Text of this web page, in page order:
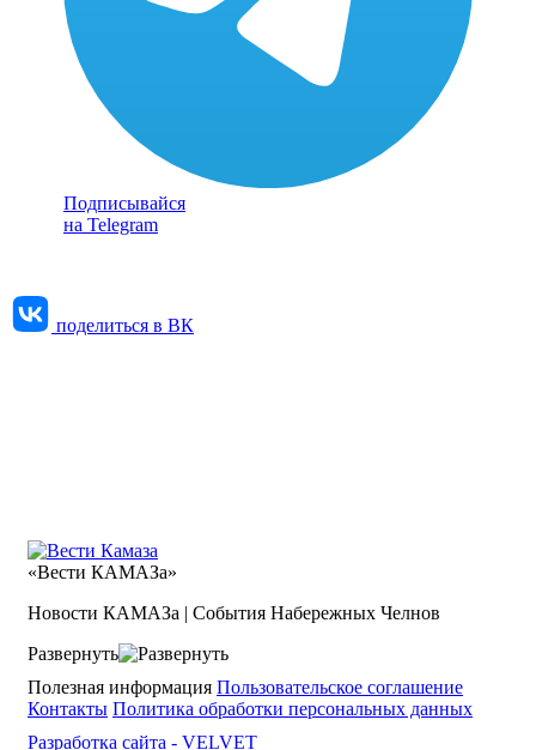
Подписывайся
на Telegram
поделиться в ВК
«Вести КАМАЗа»
Новости КАМАЗа | События Набережных Челнов
Развернуть
Полезная информация Пользовательское соглашение
Контакты Политика обработки персональных данных
Разработка сайта - VELVET